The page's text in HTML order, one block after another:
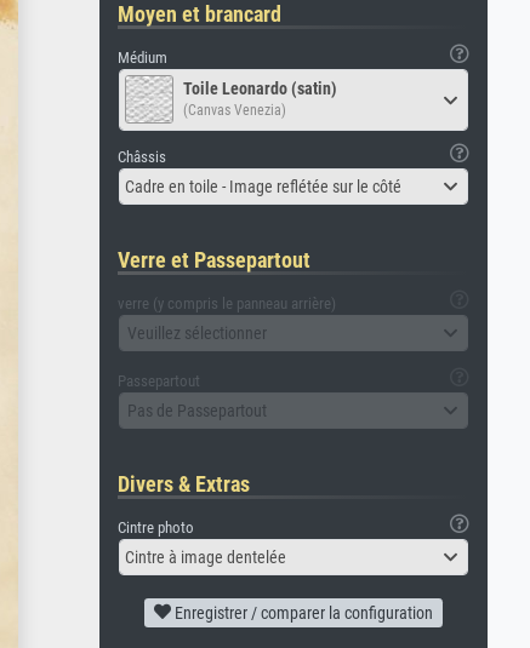
Moyen et brancard
Médium
Toile Leonardo (satin)
(Canvas Venezia)
Châssis
Cadre en toile - Image reflétée sur le côté
Verre et Passepartout
verre (y compris le panneau arrière)
Veuillez sélectionner
Passepartout
Pas de Passepartout
Divers & Extras
Cintre photo
Cintre à image dentelée
Enregistrer / comparer la configuration